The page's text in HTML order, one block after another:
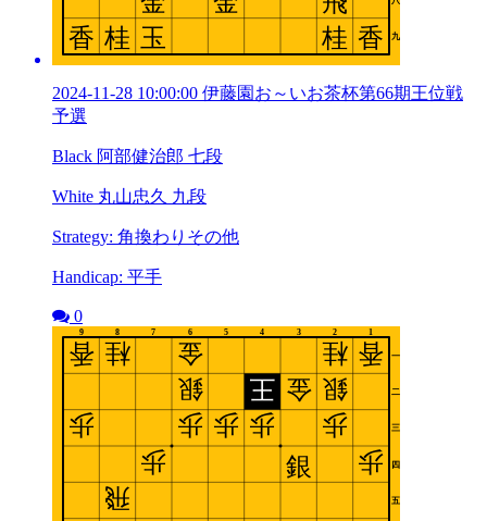
2024-11-28 10:00:00 伊藤園お～いお茶杯第66期王位戦
予選
Black 阿部健治郎 七段
White 丸山忠久 九段
Strategy: 角換わりその他
Handicap: 平手
0